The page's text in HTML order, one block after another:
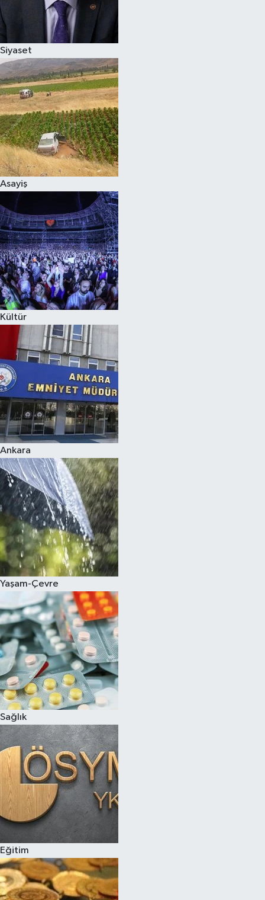
Siyaset
Asayiş
Kültür
Ankara
Yaşam-Çevre
Sağlık
Eğitim
Spor
Çocuk
Eğitim
Hava Durumu
Kadın
Kim kimdir?
Kültür Sanat
Sağlık
Siyaset
Teknoloji
Televizyon
Yaşam-Çevre